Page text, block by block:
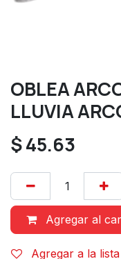
OBLEA
LLUVIA
$45.63
Agregar al
Agregar a la